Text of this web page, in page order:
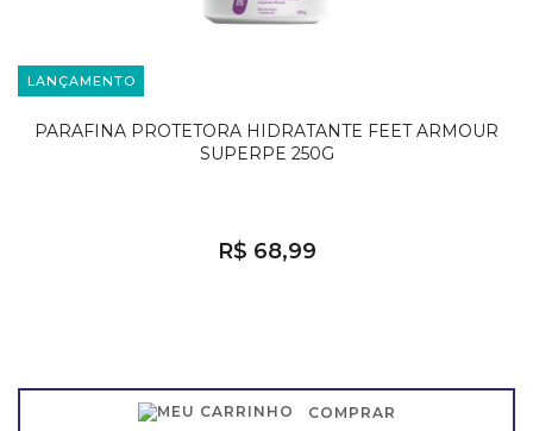
LANÇAMENTO
PARAFINA PROTETORA HIDRATANTE FEET ARMOUR
SUPERPE 250G
R$ 68,99
COMPRAR